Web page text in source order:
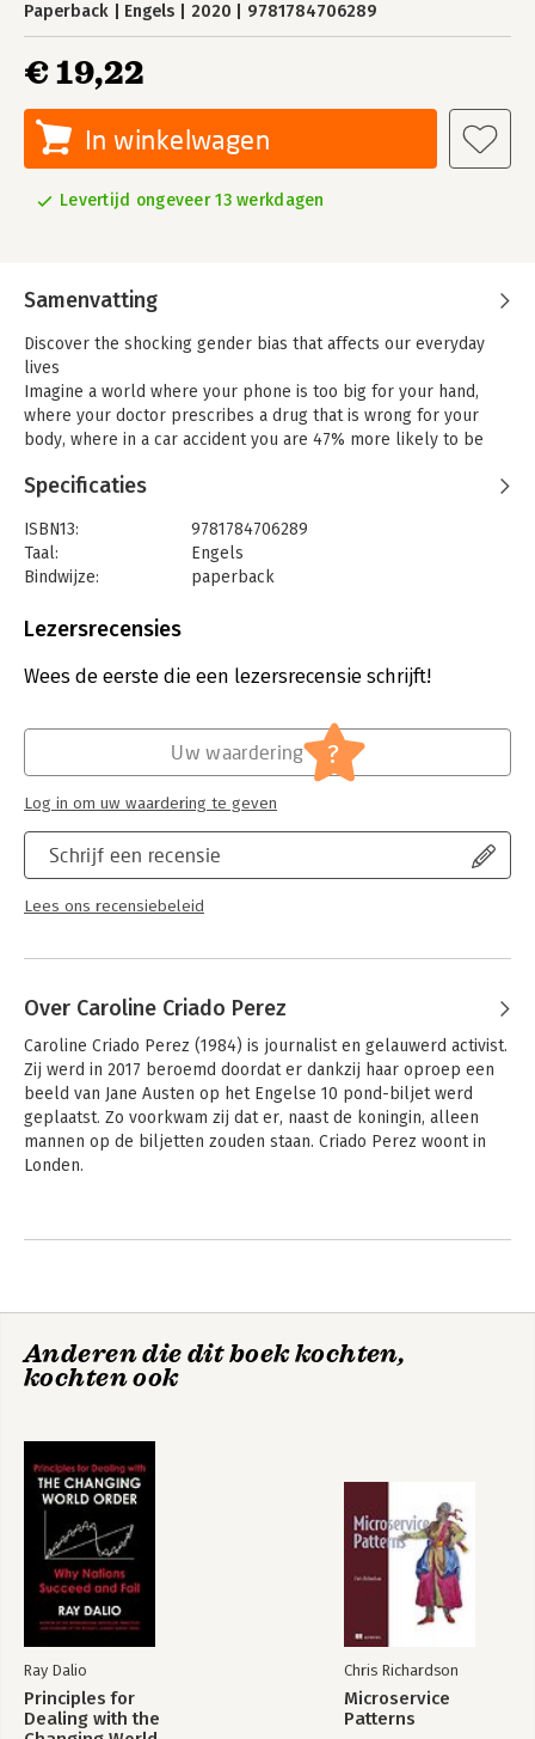
Paperback Engels 2020 9781784706289
€ 19,22
In winkelwagen
Levertijd ongeveer 13 werkdagen
Samenvatting
Discover the shocking gender bias that affects our everyday
lives
Imagine a world where your phone is too big for your hand,
where your doctor prescribes a drug that is wrong for your
body, where in a car accident you are 47% more likely to be
work you do are not recognised or valued.
Invisible Women shows us how, in a world largely built for and
by men, we are systematically ignoring half the population. It
exposes the gender data gap – a gap in our knowledge that is
women, and that has created a pervasive but invisible bias with
From government policy and medical research, to technology,
reveals the biased data that excludes women.
Caroline Criado Perez brings together for the first time an
impressive range of case studies, stories and new research
from across the world that illustrate the hidden ways in which
and well-being. In making the case for change, this powerful
and provocative book will make you see the world anew.
change things – a monumental piece of research' Caitlin Moran
Specificaties
ISBN13:
9781784706289
Taal:
Engels
Bindwijze:
paperback
Uitgever:
Lezersrecensies
Wees de eerste die een lezersrecensie schrijft!
Schrijf een recensie
Lees ons recensiebeleid
Uw waardering ?
Log in om uw waardering te geven
Over Caroline Criado Perez
Caroline Criado Perez (1984) is journalist en gelauwerd activist.
Zij werd in 2017 beroemd doordat er dankzij haar oproep een
beeld van Jane Austen op het Engelse 10 pond-biljet werd
geplaatst. Zo voorkwam zij dat er, naast de koningin, alleen
mannen op de biljetten zouden staan. Criado Perez woont in
Londen.
Andere boeken door Caroline
Onzichtbare
vrouwen
Bekijk alle boeken
Anderen die dit boek kochten,
kochten ook
Ray Dalio
Principles for
Dealing with the
Chris Richardson
Microservice
Patterns